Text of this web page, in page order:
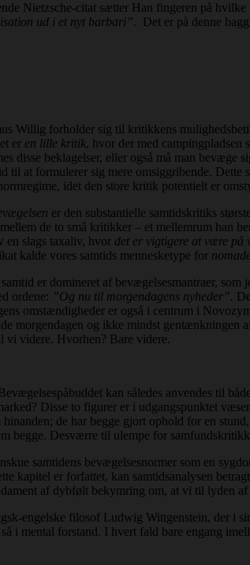
Nietzsche-citat sætter Han fingeren på
ud i et nyt barbari”.
Det er på denne
Willig forholder sig til kritikkens
er en lille kritik, hvor der med campingpladsen
disse beklagelser, eller også må man
til at formulerer sig mere omsiggribende. Dette
idet den store kritik potentielt er
er den substantielle samtidskritiks
de to små kritikker – et mellemrum han
en slags taxaliv, hvor det er vigtigere at være på
kalde vores samtids mennesketype for
er domineret af bevægelsesmantraer,
ordene: ”Og nu til morgendagens nyheder”.
omstændigheder er også i centrum i
morgendagen og ikke mindst
vi videre. Hvorhen? Bare videre.
kan således anvendes til
Disse to figurer er i udgangspunktet
hinanden; de har begge gjort ophold for en
begge. Desværre til ulempe for
samtidens bevægelsesnormer som en
kapitel er forfattet, kan samtidsanalysen
af dybfølt bekymring om, at vi til lyden
engelske filosof Ludwig Wittgenstein, der i
i mental forstand. I hvert fald bare engang